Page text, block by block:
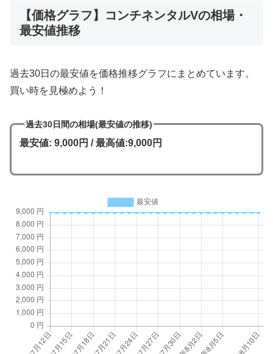
【価格グラフ】コンチネンタルVの相場・
最安値推移
過去30日の最安値を価格推移グラフにまとめています。
買い時を見極めよう！
過去30日間の相場(最安値の推移)
最安値: 9,000円 / 最高値:9,000円